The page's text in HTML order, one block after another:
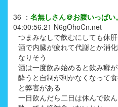
36 ： 名無しさん＠お腹いっぱい。
04:00:56.21 N6gOhoCn.net
つまみなしで飲むにしても休
酒で内臓が疲れて代謝とか消
なりそう
酒は一度飲み始めると飲み癖
酔うと自制が利かなくなって
と弊害がある
一日飲んだら二日は休んで飲